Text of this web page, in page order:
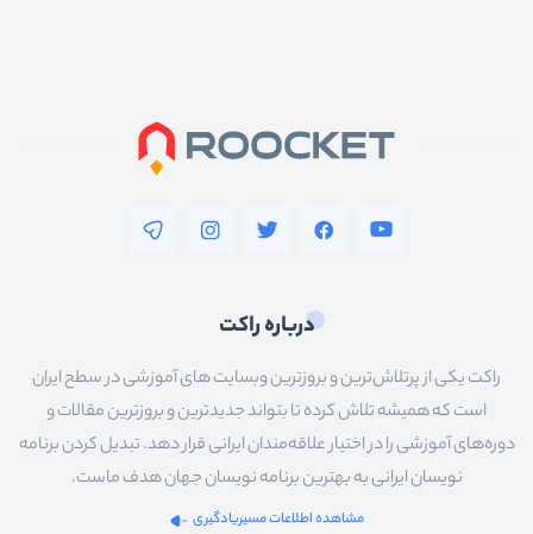
درباره راکت
راکت یکی از پرتلاش‌ترین و بروزترین وبسایت های آموزشی در سطح ایران
است که همیشه تلاش کرده تا بتواند جدیدترین و بروزترین مقالات و
دوره‌های آموزشی را در اختیار علاقه‌مندان ایرانی قرار دهد. تبدیل کردن برنامه
نویسان ایرانی به بهترین برنامه نویسان جهان هدف ماست.
مشاهده اطلاعات مسیریادگیری